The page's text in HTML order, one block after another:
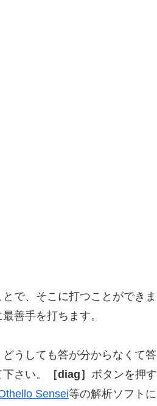
で、そこに打つことができま
善手を打ちます。
うしても答が分からなくて答
さい。
［diag］ ボタンを押す
Sensei等の解析ソフトに